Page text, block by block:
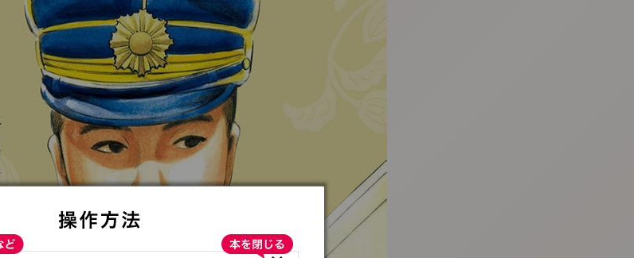
vnqp.lunrzsdszk.vn.oi